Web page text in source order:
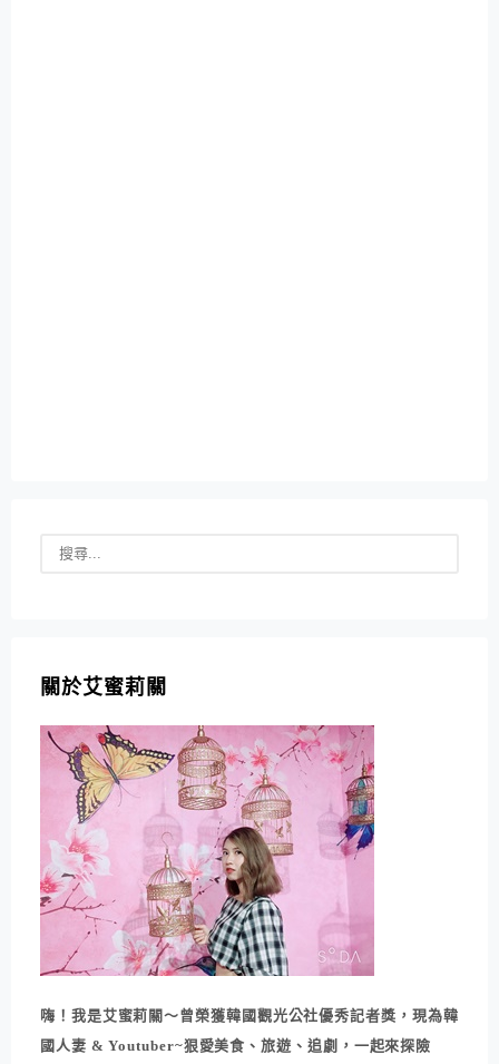
關於艾蜜莉關
嗨！我是艾蜜莉關～曾榮獲韓國觀光公社優秀記者獎，現為韓
國人妻 & Youtuber~狠愛美食、旅遊、追劇，一起來探險